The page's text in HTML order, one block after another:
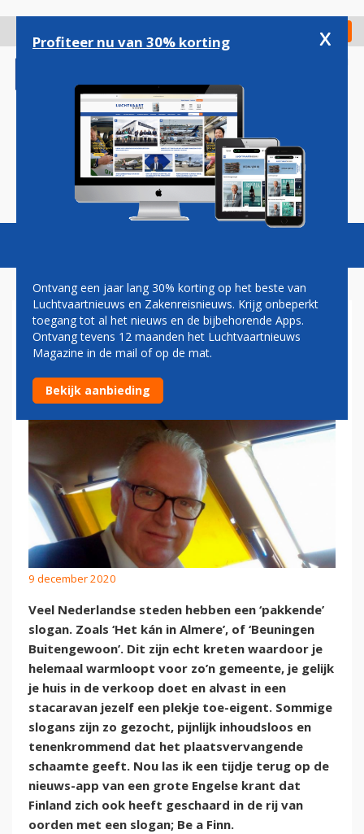
gaan
Check in
Magazine Podcasts Vacatures
HERMAN MATEBOER:
PAKKENDE SLOGAN
9 december 2020
Veel Nederlandse steden hebben een ‘pakkende’
slogan. Zoals ‘Het kán in Almere’, of ‘Beuningen
Buitengewoon’. Dit zijn echt kreten waardoor je
helemaal warmloopt voor zo’n gemeente, je gelijk
je huis in de verkoop doet en alvast in een
stacaravan jezelf een plekje toe-eigent. Sommige
slogans zijn zo gezocht, pijnlijk inhoudsloos en
tenenkrommend dat het plaatsvervangende
schaamte geeft. Nou las ik een tijdje terug op de
nieuws-app van een grote Engelse krant dat
Finland zich ook heeft geschaard in de rij van
oorden met een slogan; Be a Finn.
Profiteer nu van 30% korting x
Ontvang een jaar lang 30% korting op het beste van
Luchtvaartnieuws en Zakenreisnieuws. Krijg onbeperkt
toegang tot al het nieuws en de bijbehorende Apps.
Ontvang tevens 12 maanden het Luchtvaartnieuws
Magazine in de mail of op de mat.
Bekijk aanbieding